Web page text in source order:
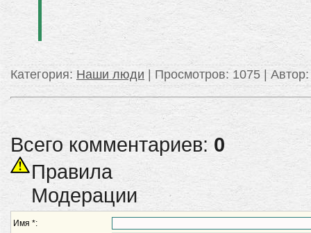
Категория: Наши люди Просмотров: 1075 | Автор
Всего комментариев: 0
Правила
Модерации
Имя *: